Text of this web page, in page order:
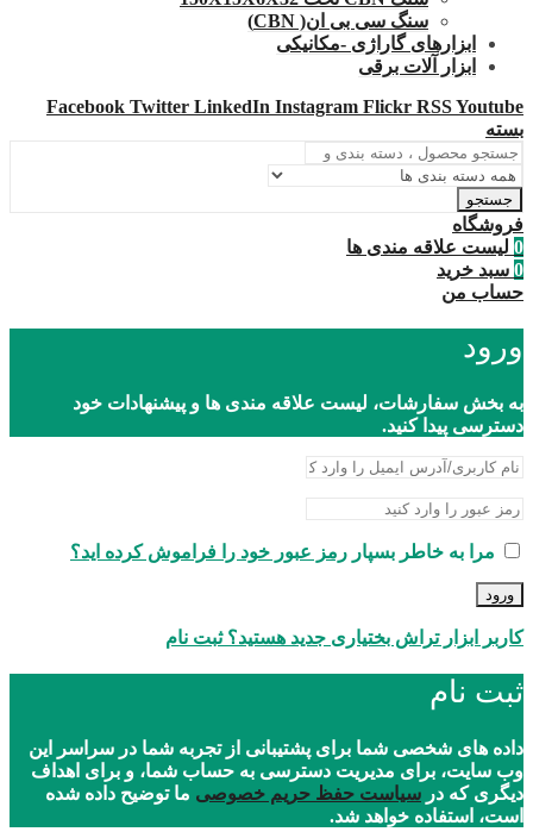
سنگ سی بی ان( CBN)
ابزارهای گاراژی -مکانیکی
ابزار آلات برقی
Facebook Twitter LinkedIn Instagram Flickr RSSYoutube
بسته
جستجو
فروشگاه
0 لیست علاقه مندی ها
0 سبد خرید
حساب من
ورود
به بخش سفارشات، لیست علاقه مندی ها و پیشنهادات خود
دسترسی پیدا کنید.
مرا به خاطر بسپار رمز عبور خود را فراموش کرده اید؟
ورود
کاربر ابزار تراش بختیاری جدید هستید؟ ثبت نام
ثبت نام
داده های شخصی شما برای پشتیبانی از تجربه شما در سراسر این
وب سایت، برای مدیریت دسترسی به حساب شما، و برای اهداف
دیگری که در سیاست حفظ حریم خصوصی ما توضیح داده شده
است، استفاده خواهد شد.